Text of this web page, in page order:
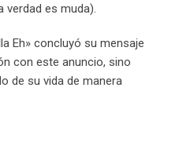
verdad es muda).
Eh» concluyó su mensaje
con este anuncio, sino
de su vida de manera